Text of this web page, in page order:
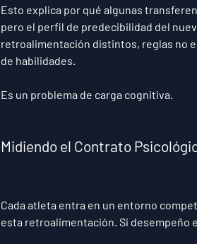
Esto explica por qué algunas
pero el perfil de predecibilidad del
retroalimentación distintos, reglas no
de habilidades.
Es un problema de carga cognitiva.
Midiendo el Contrato
Cada atleta entra en un entorno
esta retroalimentación. Si desempeño